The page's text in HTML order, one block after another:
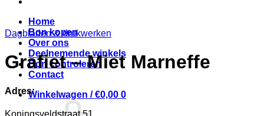
Home
Bon kopen
Over ons
Deelnemende winkels
Bon controleren
Contact
Winkelwagen /€0,00 0
Dagbladen & drukwerken
Grafiet – Miet Marneffe
Adres: